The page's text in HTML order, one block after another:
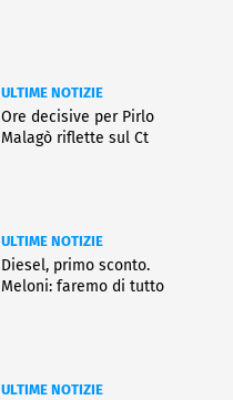
ULTIME NOTIZIE
Ore decisive per Pirlo
Malagò riflette sul Ct
ULTIME NOTIZIE
Diesel, primo sconto.
Meloni: faremo di tutto
ULTIME NOTIZIE